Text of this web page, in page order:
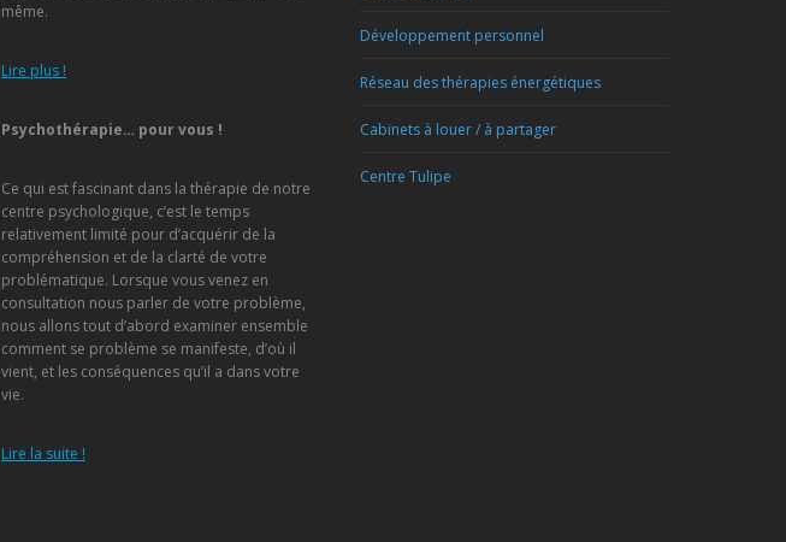
même.
Lire plus !
Psychothérapie… pour vous !
Ce qui est fascinant dans la thérapie de notre
centre psychologique, c’est le temps
relativement limité pour d’acquérir de la
compréhension et de la clarté de votre
problématique. Lorsque vous venez en
consultation nous parler de votre problème,
nous allons tout d’abord examiner ensemble
comment se problème se manifeste, d’où il
vient, et les conséquences qu’il a dans votre
vie.
Lire la suite !
Développement personnel
Réseau des thérapies énergétiques
Cabinets à louer / à partager
Centre Tulipe